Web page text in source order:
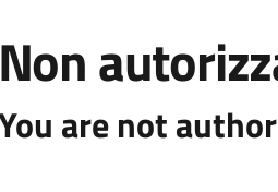
Non
are not